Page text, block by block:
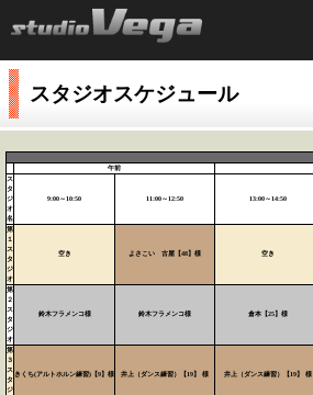
スタジオスケジュール
午前
ス
タ
ジ
オ
名
9:00～10:50 11:00～12:50 13:00～14:50
第
１
ス
タ
ジ
オ
空き よさこい 古屋【48】様 空き
第
２
ス
タ
ジ
オ
鈴木フラメンコ様 鈴木フラメンコ様 倉本【25】様
第
３
ス
タ
ジ
きくち(アルトホルン練習)【9】様 井上（ダンス練習）【19】 様 井上（ダンス練習）【19】 様